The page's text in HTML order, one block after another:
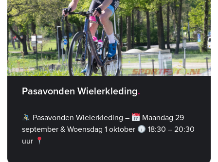
Pasavonden Wielerkleding
Pasavonden Wielerkleding –
Maandag 29
september & Woensdag 1 oktober
18:30 – 20:30
uur